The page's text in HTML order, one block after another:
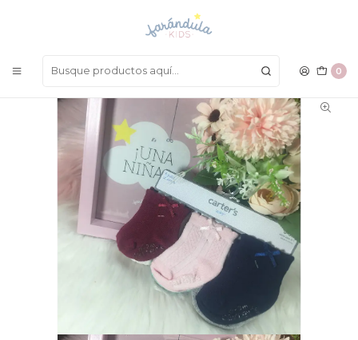
0
LAS MEJORES PRENDAS A UN SOLO CLICK